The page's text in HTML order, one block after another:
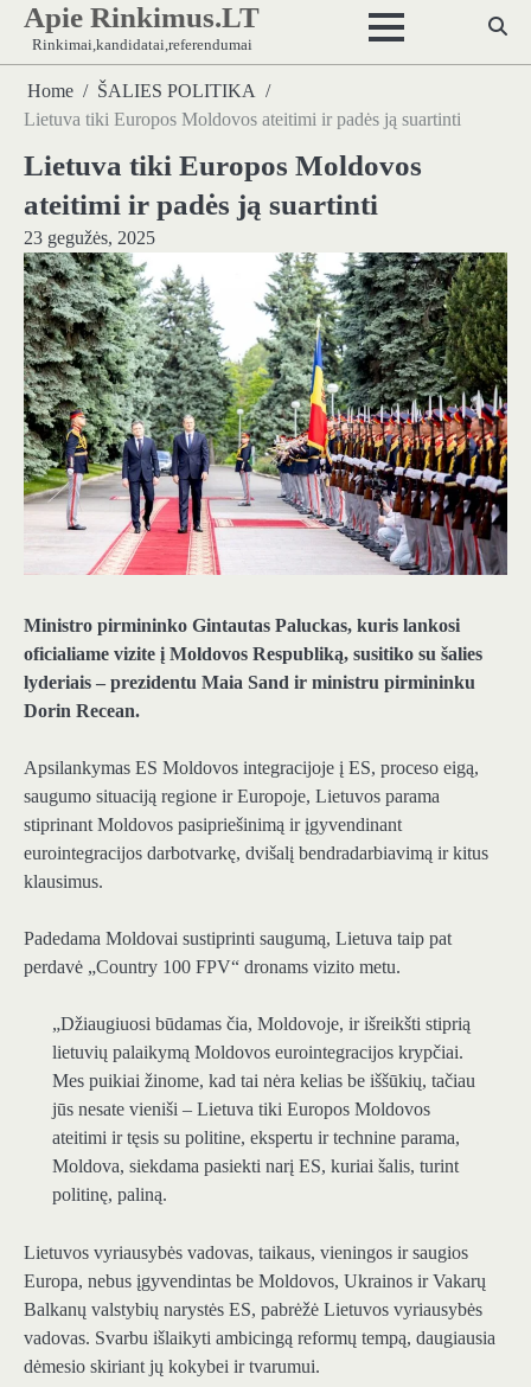
Skip
content
Apie Rinkimus.LT
Rinkimai,kandidatai,referendumai
Home
ŠALIES POLITIKA
Lietuva tiki Europos Moldovos ateitimi ir padės ją suartinti
Lietuva tiki Europos Moldovos
ateitimi ir padės ją suartinti
23 gegužės, 2025
Ministro pirmininko Gintautas Paluckas, kuris lankosi
oficialiame vizite į Moldovos Respubliką, susitiko su šalies
lyderiais – prezidentu Maia Sand ir ministru pirmininku
Dorin Recean.
Apsilankymas ES Moldovos integracijoje į ES, proceso eigą,
saugumo situaciją regione ir Europoje, Lietuvos parama
stiprinant Moldovos pasipriešinimą ir įgyvendinant
eurointegracijos darbotvarkę, dvišalį bendradarbiavimą ir kitus
klausimus.
Padedama Moldovai sustiprinti saugumą, Lietuva taip pat
perdavė „Country 100 FPV“ dronams vizito metu.
„Džiaugiuosi būdamas čia, Moldovoje, ir išreikšti stiprią
lietuvių palaikymą Moldovos eurointegracijos krypčiai.
Mes puikiai žinome, kad tai nėra kelias be iššūkių, tačiau
jūs nesate vieniši – Lietuva tiki Europos Moldovos
ateitimi ir tęsis su politine, ekspertu ir technine parama,
Moldova, siekdama pasiekti narį ES, kuriai šalis, turint
politinę, paliną.
Lietuvos vyriausybės vadovas, taikaus, vieningos ir saugios
Europa, nebus įgyvendintas be Moldovos, Ukrainos ir Vakarų
Balkanų valstybių narystės ES, pabrėžė Lietuvos vyriausybės
vadovas. Svarbu išlaikyti ambicingą reformų tempą, daugiausia
dėmesio skiriant jų kokybei ir tvarumui.